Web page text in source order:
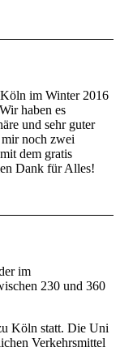
im Winter 2016
haben es
und sehr guter
noch zwei
dem gratis
Dank für Alles!
im
230 und 360
Köln statt. Die Uni
Verkehrsmittel